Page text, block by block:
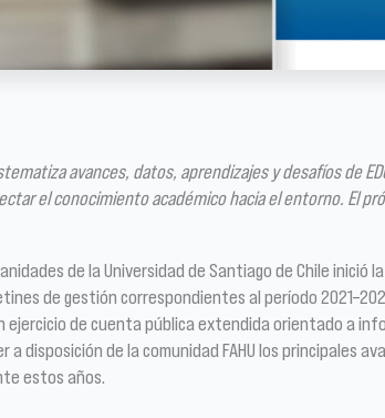
avances, datos, aprendizajes y desafíos de
el conocimiento académico hacia el entorno. El
de la Universidad de Santiago de Chile inició
de gestión correspondientes al período
ejercicio de cuenta pública extendida orientado a
disposición de la comunidad FAHU los principales
estos años.